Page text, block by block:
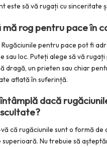
este să vă rugați cu sinceritate
mă rog pentru pace în
Rugăciunile pentru pace pot fi
sau loc. Puteți alege să vă
dragă, un prieten sau chiar
aflată în suferință.
dacă
că rugăciunile sunt o formă de
superioară. Nu trebuie să